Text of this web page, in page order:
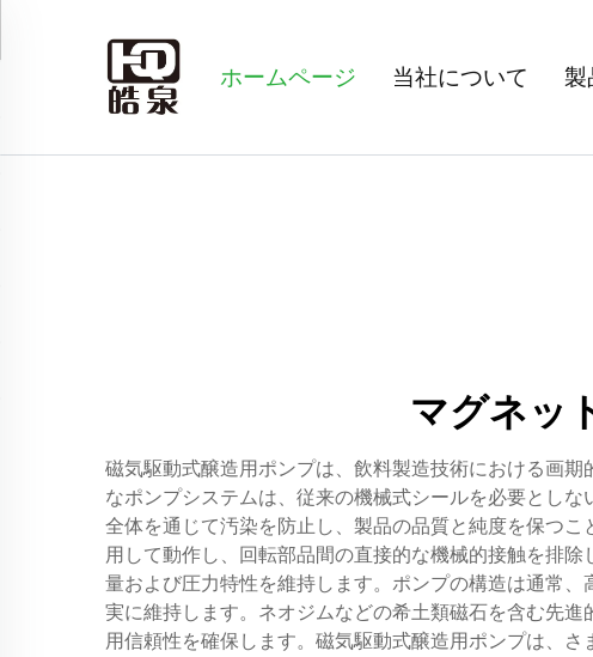
ホームページ 当社について 製
マグネッ
磁気駆動式醸造用ポンプは、飲料製造技術における画
なポンプシステムは、従来の機械式シールを必要とし
全体を通じて汚染を防止し、製品の品質と純度を保つ
用して動作し、回転部品間の直接的な機械的接触を排
量および圧力特性を維持します。ポンプの構造は通常
実に維持します。ネオジムなどの希土類磁石を含む先
用信頼性を確保します。磁気駆動式醸造用ポンプは、